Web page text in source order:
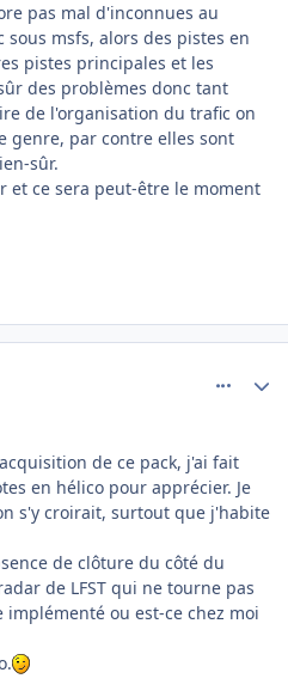
pas mal d'inconnues au
msfs, alors des pistes en
pistes principales et les
des problèmes donc tant
de l'organisation du trafic on
genre, par contre elles sont
sûr.
et ce sera peut-être le moment
de ce pack, j'ai fait
en hélico pour apprécier. Je
s'y croirait, surtout que j'habite
de clôture du côté du
de LFST qui ne tourne pas
implémenté ou est-ce chez moi